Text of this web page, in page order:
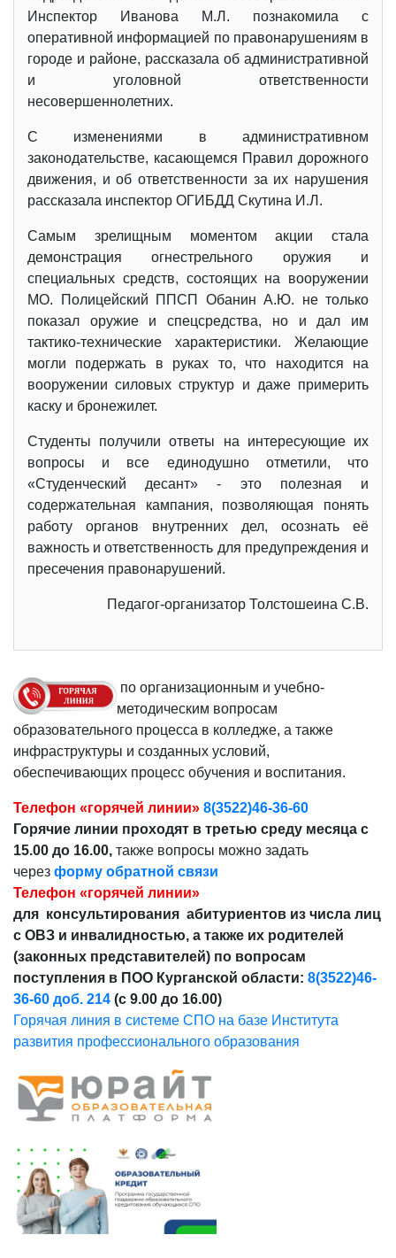
Инспектор Иванова М.Л. познакомила с
оперативной информацией по правонарушениям в
городе и районе, рассказала об административной
и уголовной ответственности
несовершеннолетних.
С изменениями в административном
законодательстве, касающемся Правил дорожного
движения, и об ответственности за их нарушения
рассказала инспектор ОГИБДД Скутина И.Л.
Самым зрелищным моментом акции стала
демонстрация огнестрельного оружия и
специальных средств, состоящих на вооружении
МО. Полицейский ППСП Обанин А.Ю. не только
показал оружие и спецсредства, но и дал им
тактико-технические характеристики. Желающие
могли подержать в руках то, что находится на
вооружении силовых структур и даже примерить
каску и бронежилет.
Студенты получили ответы на интересующие их
вопросы и все единодушно отметили, что
«Студенческий десант» - это полезная и
содержательная кампания, позволяющая понять
работу органов внутренних дел, осознать её
важность и ответственность для предупреждения и
пресечения правонарушений.
Педагог-организатор Толстошеина С.В.
по организационным и учебно-
методическим вопросам
образовательного процесса в колледже, а также
инфраструктуры и созданных условий,
обеспечивающих процесс обучения и воспитания.
Телефон «горячей линии» 8(3522)46-36-60
Горячие линии проходят в третью среду месяца с
15.00 до 16.00, также вопросы можно задать
через форму обратной связи
Телефон «горячей линии»
для консультирования абитуриентов из числа лиц
с ОВЗ и инвалидностью, а также их родителей
(законных представителей) по вопросам
поступления в ПОО Курганской области: 8(3522)46-
36-60 доб. 214 (с 9.00 до 16.00)
Горячая линия в системе СПО на базе Института
развития профессионального образования